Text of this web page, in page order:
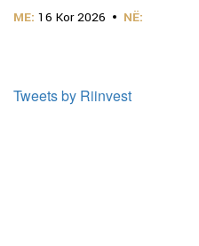
ME: 16 Kor 2026 NË:
Tweets by Riinvest